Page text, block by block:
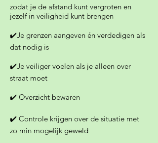
zodat je de afstand kunt vergroten en
jezelf in veiligheid kunt brengen
✔️Je grenzen aangeven én verdedigen als
dat nodig is
✔️Je veiliger voelen als je alleen over
straat moet
✔️ Overzicht bewaren
✔️ Controle krijgen over de situatie met
zo min mogelijk geweld